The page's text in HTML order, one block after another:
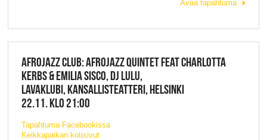
Avaa tapahtuma
AFROJAZZ CLUB: AFROJAZZ QUINTET FEAT CHARLOTTA
KERBS & EMILIA SISCO, DJ LULU,
LAVAKLUBI, KANSALLISTEATTERI, HELSINKI
22.11. KLO 21:00
Tapahtuma Facebookissa
Keikkapaikan kotisivut